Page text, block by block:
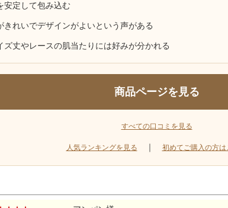
安定して包み込む
きれいでデザインがよいという声がある
ズ丈やレースの肌当たりには好みが分かれる
商品ページを見る
すべての口コミを見る
人気ランキングを見る ｜ 初めてご購入の方は